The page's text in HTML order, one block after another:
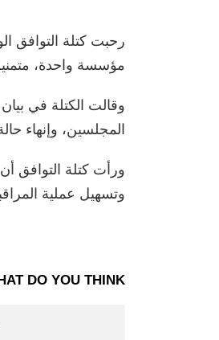
رحبت كتلة التوافق
مؤسسة واحدة،
وقالت الكتلة في
المجلسين، وإنهاء
ورأت كتلة التوافق
وتسهيل عملية
DO YOU THINK?